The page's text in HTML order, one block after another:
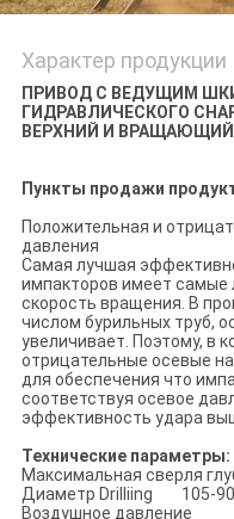
Характер продукции
ПРИВОД С ВЕДУЩИМ
ГИДРАВЛИЧЕСКОГО
ВЕРХНИЙ И
Пункты продажи
Положительная и
давления
Самая лучшая
импакторов имеет самые
скорость вращения. В
числом бурильных труб,
увеличивает. Поэтому, в
отрицательные осевые
для обеспечения что
соответствуя осевое
эффективность удара
Технические параметры:
Максимальная сверля
Диаметр Drilliing 105-
Воздушное давление